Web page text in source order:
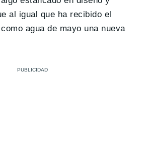
al igual que ha recibido el
agua de mayo una nueva